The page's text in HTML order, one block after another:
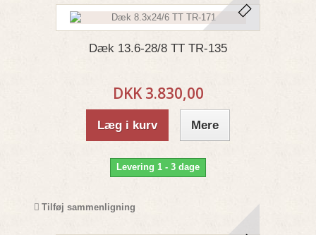
Dæk 13.6-28/8 TT TR-135
DKK 3.830,00
Læg i kurv Mere
Levering 1 - 3 dage
Tilføj sammenligning